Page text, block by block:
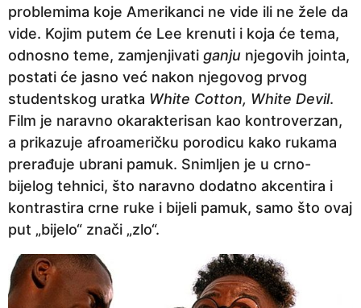
problemima koje Amerikanci ne vide ili ne žele da
vide. Kojim putem će Lee krenuti i koja će tema,
odnosno teme, zamjenjivati ganju njegovih jointa,
postati će jasno već nakon njegovog prvog
studentskog uratka White Cotton, White Devil.
Film je naravno okarakterisan kao kontroverzan,
a prikazuje afroameričku porodicu kako rukama
prerađuje ubrani pamuk. Snimljen je u crno-
bijelog tehnici, što naravno dodatno akcentira i
kontrastira crne ruke i bijeli pamuk, samo što ovaj
put „bijelo“ znači „zlo“.